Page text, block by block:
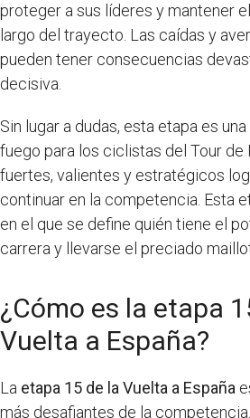
proteger a sus líderes y mantener
largo del trayecto. Las caídas y
pueden tener consecuencias
decisiva.
Sin lugar a dudas, esta etapa es
fuego para los ciclistas del Tour de
fuertes, valientes y estratégicos
continuar en la competencia. Esta
en el que se define quién tiene el
carrera y llevarse el preciado
¿Cómo es la etapa
Vuelta a España?
La etapa 15 de la Vuelta a España
más desafiantes de la